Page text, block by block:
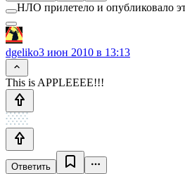
НЛО прилетело и опубликовало
dgeliko3 июн 2010 в 13:13
This is APPLEEEE!!!
Ответить